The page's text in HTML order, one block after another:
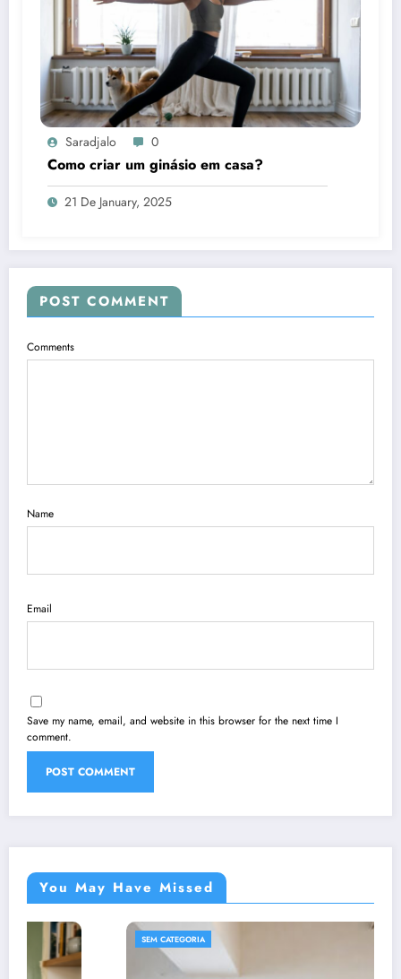
Saradjalo 0
Como criar um ginásio em casa?
21 De January, 2025
POST COMMENT
Comments
Name
Email
Save my name, email, and website in this browser for the next time I
comment.
You May Have Missed
SEM CATEGORIA